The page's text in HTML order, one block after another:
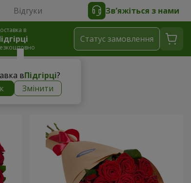
Відгуки Зв’яжіться з нами
в
вПідгірці?
Змінити
Статус замовлення